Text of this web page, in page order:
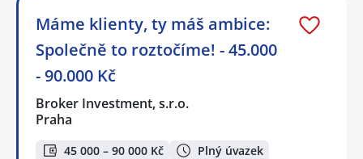
Máme klienty, ty máš ambice:
Společně to roztočíme! - 45.000
- 90.000 Kč
Broker Investment, s.r.o.
Praha
45 000 – 90 000 Kč Plný úvazek